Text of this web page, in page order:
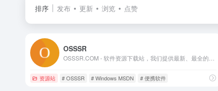
排序 发布 更新 浏览 点赞
OSSSR
资源站 # OSSSR # Windows MSDN # 便携软件